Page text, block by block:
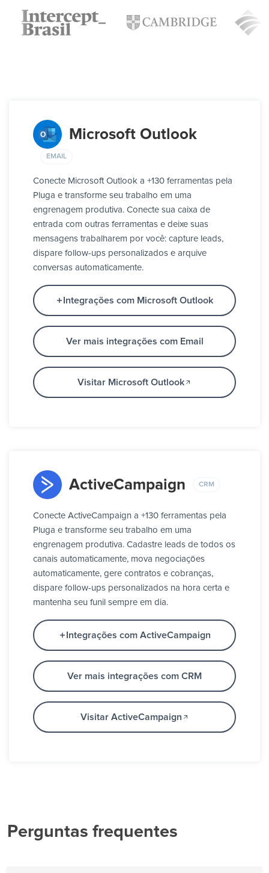
Microsoft Outlook
EMAIL
Conecte Microsoft Outlook a +130 ferramentas pela
Pluga e transforme seu trabalho em uma
engrenagem produtiva. Conecte sua caixa de
entrada com outras ferramentas e deixe suas
mensagens trabalharem por você: capture leads,
dispare follow-ups personalizados e arquive
conversas automaticamente.
Integrações com Microsoft Outlook
Ver mais integrações com Email
Visitar Microsoft Outlook
ActiveCampaign CRM
Conecte ActiveCampaign a +130 ferramentas pela
Pluga e transforme seu trabalho em uma
engrenagem produtiva. Cadastre leads de todos os
canais automaticamente, mova negociações
automaticamente, gere contratos e cobranças,
dispare follow-ups personalizados na hora certa e
mantenha seu funil sempre em dia.
Integrações com ActiveCampaign
Ver mais integrações com CRM
Visitar ActiveCampaign
Perguntas frequentes